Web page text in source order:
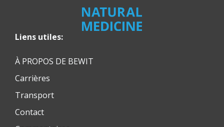
Liens utiles:
À PROPOS DE BEWIT
Carrières
Transport
Contact